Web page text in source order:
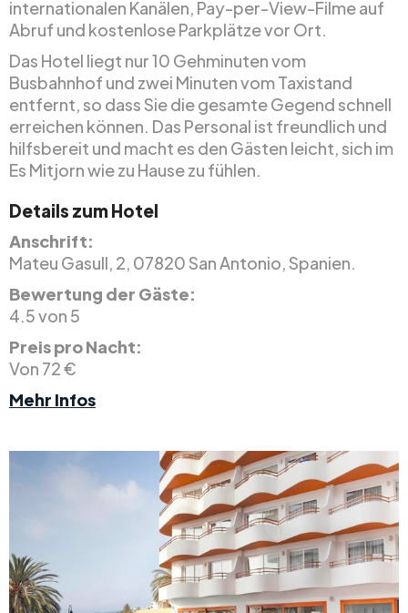
internationalen Kanälen, Pay-per-View-Filme auf
Abruf und kostenlose Parkplätze vor Ort.
Das Hotel liegt nur 10 Gehminuten vom
Busbahnhof und zwei Minuten vom Taxistand
entfernt, so dass Sie die gesamte Gegend schnell
erreichen können. Das Personal ist freundlich und
hilfsbereit und macht es den Gästen leicht, sich im
Es Mitjorn wie zu Hause zu fühlen.
Details zum Hotel
Anschrift:
Mateu Gasull, 2, 07820 San Antonio, Spanien.
Bewertung der Gäste:
4.5 von 5
Preis pro Nacht:
Von 72 €
Mehr Infos